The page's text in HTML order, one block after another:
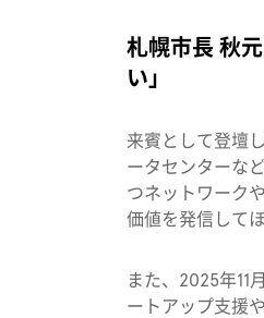
札幌市長 秋
い」
来賓として登壇
ータセンターな
つネットワーク
価値を発信して
また、2025年11
ートアップ支援